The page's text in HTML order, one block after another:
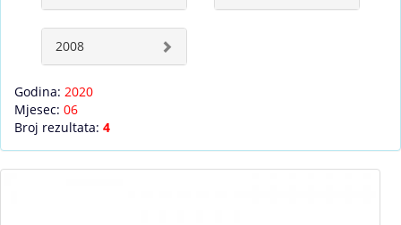
2008
Godina: 2020
Mjesec: 06
Broj rezultata: 4